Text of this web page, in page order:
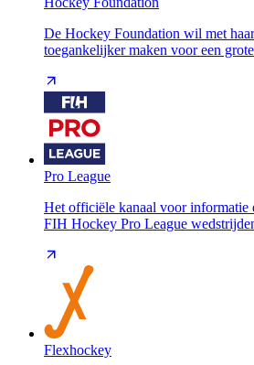
De Hockey Foundation wil met
toegankelijker maken voor een
Pro League
Het officiële kanaal voor informatie
FIH Hockey Pro League
Flexhockey